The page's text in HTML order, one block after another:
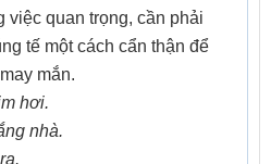
việc quan trọng, cần phải
tế một cách cẩn thận để
mắn.
hơi.
nhà.